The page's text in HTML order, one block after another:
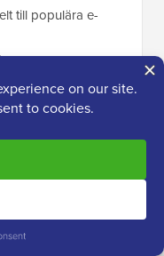
till populära e-
andra, vilket
e-post.